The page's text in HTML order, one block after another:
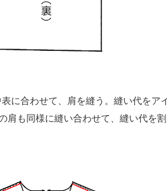
に合わせて、肩を縫う。縫い代をア
肩も同様に縫い合わせて、縫い代を割